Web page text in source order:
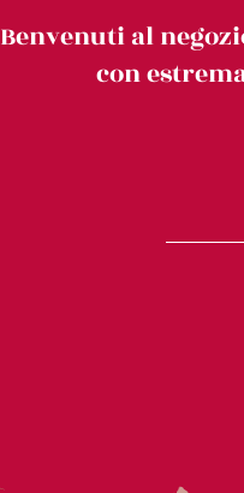
Benvenuti al
con